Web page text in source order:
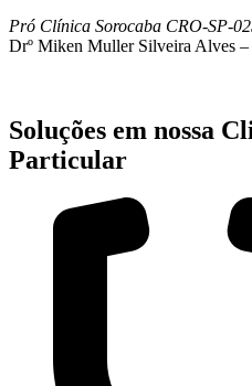
Pró Clínica Sorocaba CRO-SP-
Drº Miken Muller Silveira Alves
Soluções em nossa
Particular